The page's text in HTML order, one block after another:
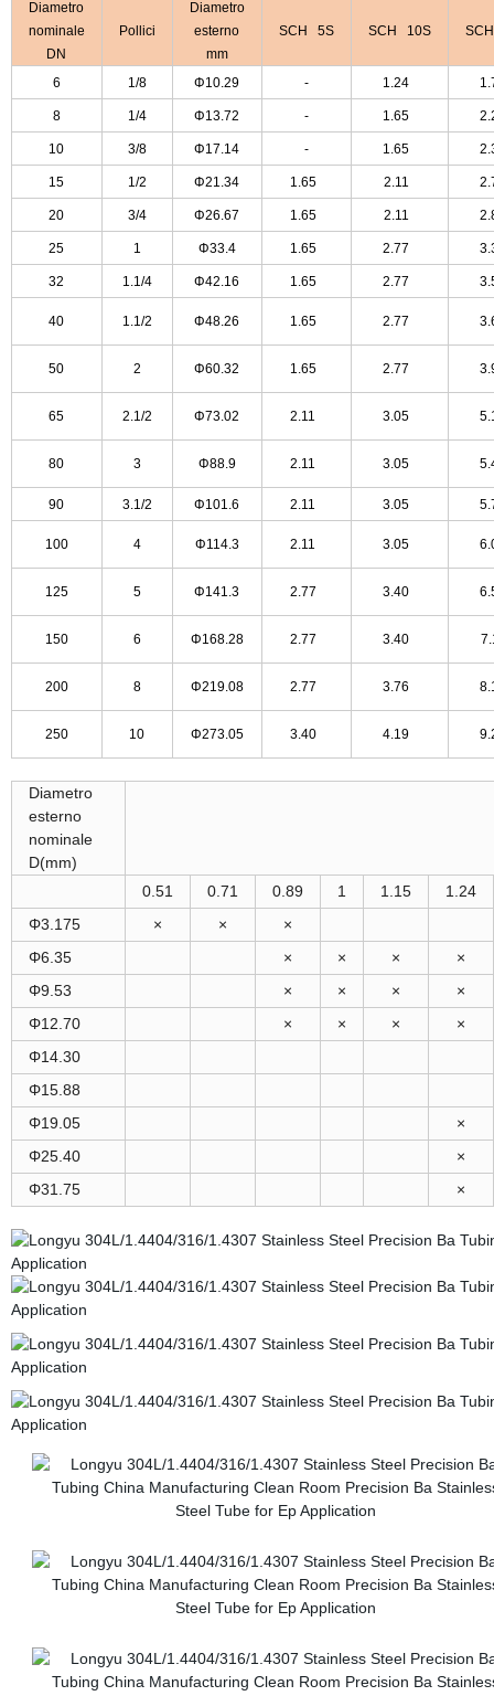
Diametro
nominale
DN
Pollici
Diametro
esterno
mm
SCH 5S SCH 10S
6 1/8 Φ10.29 - 1.24
8 1/4 Φ13.72 - 1.65
10 3/8 Φ17.14 - 1.65
15 1/2 Φ21.34 1.65 2.11
20 3/4 Φ26.67 1.65 2.11
25 1 Φ33.4 1.65 2.77
32 1.1/4 Φ42.16 1.65 2.77
40 1.1/2 Φ48.26 1.65 2.77
50 2 Φ60.32 1.65 2.77
65 2.1/2 Φ73.02 2.11 3.05
80 3 Φ88.9 2.11 3.05
90 3.1/2 Φ101.6 2.11 3.05
100 4 Φ114.3 2.11 3.05
125 5 Φ141.3 2.77 3.40
150 6 Φ168.28 2.77 3.40
200 8 Φ219.08 2.77 3.76
250 10 Φ273.05 3.40 4.19
Diametro
esterno
nominale
D(mm)
0.51
0.71 0.89 1 1.15
1.24
Φ3.175
× ×
×
Φ6.35
× × ×
×
Φ9.53
× × ×
×
Φ12.70
× × ×
×
Φ14.30
Φ15.88
Φ19.05
×
Φ25.40
×
Φ31.75
×